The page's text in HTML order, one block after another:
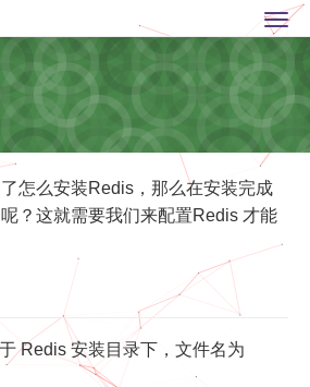
了怎么安装Redis，那么在安装完成
？这就需要我们来配置Redis 才能
Redis 安装目录下，文件名为